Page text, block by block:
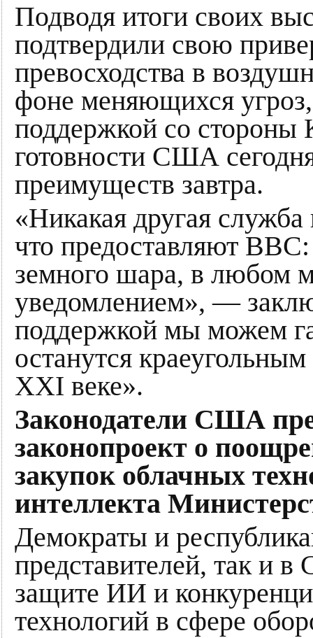
Подводя итоги своих
подтвердили свою
превосходства в
фоне меняющихся
поддержкой со стороны
готовности США
преимуществ завтра.
«Никакая другая
что предоставляют
земного шара, в любом
уведомлением», —
поддержкой мы можем
останутся
XXI веке».
Законодатели США
законопроект о
закупок облачных
интеллекта
Демократы и
представителей, так и
защите ИИ и
технологий в сфере